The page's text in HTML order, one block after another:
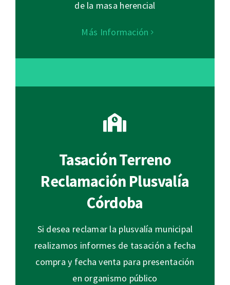
de la masa herencial
Más Información
Tasación Terreno
Reclamación Plusvalía
Córdoba
Si desea reclamar la plusvalía municipal
realizamos informes de tasación a fecha
compra y fecha venta para presentación
en organismo público